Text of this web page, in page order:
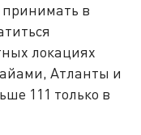
принимать в
локациях
Атланты и
111 только в